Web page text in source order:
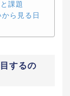
課題
ら見る日
するの